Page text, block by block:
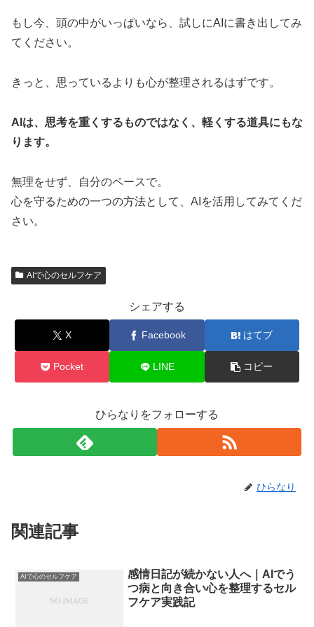
もし今、頭の中がいっぱいなら、試しにAIに書き出してみ
てください。
きっと、思っているよりも心が整理されるはずです。
AIは、思考を重くするものではなく、軽くする道具にもな
ります。
無理をせず、自分のペースで。
心を守るための一つの方法として、AIを活用してみてくだ
さい。
AIで心のセルフケア
シェアする
X Facebook はてブ
Pocket LINE コピー
ひらなりをフォローする
ひらなり
関連記事
AIで心のセルフケア
感情日記が続かない人へ｜AIでう
つ病と向き合い心を整理するセル
フケア実践記